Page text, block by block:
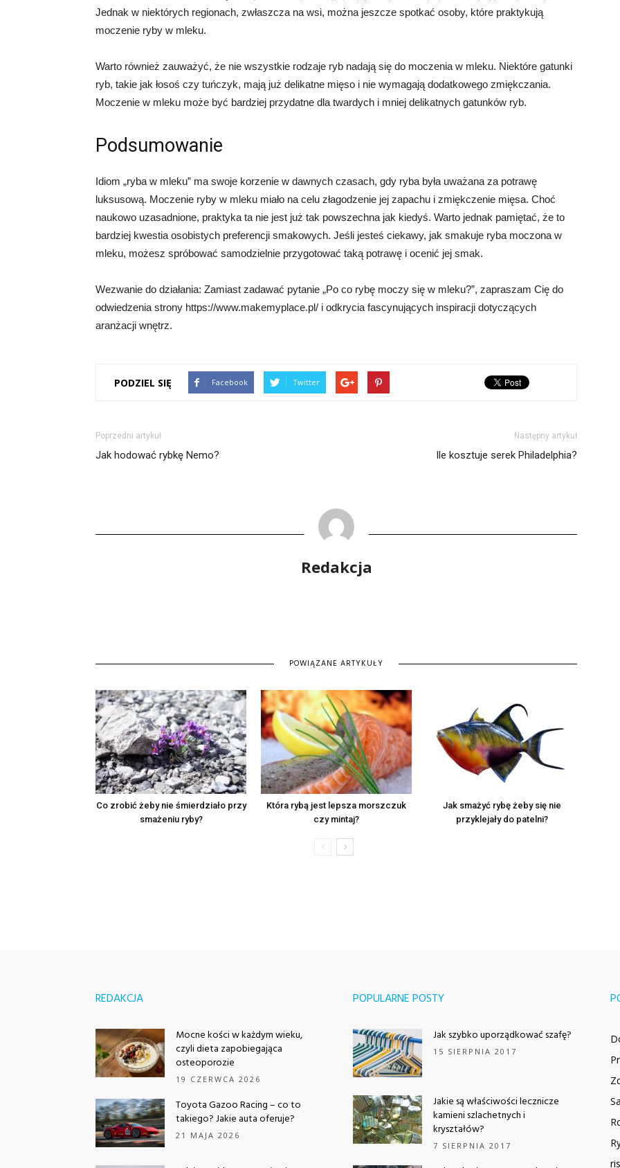
Jednak w niektórych regionach, zwłaszcza na wsi, można jeszcze spotkać osoby, które praktykują
moczenie ryby w mleku.
Warto również zauważyć, że nie wszystkie rodzaje ryb nadają się do moczenia w mleku. Niektóre gatunki
ryb, takie jak łosoś czy tuńczyk, mają już delikatne mięso i nie wymagają dodatkowego zmiękczania.
Moczenie w mleku może być bardziej przydatne dla twardych i mniej delikatnych gatunków ryb.
Podsumowanie
Idiom „ryba w mleku” ma swoje korzenie w dawnych czasach, gdy ryba była uważana za potrawę
luksusową. Moczenie ryby w mleku miało na celu złagodzenie jej zapachu i zmiękczenie mięsa. Choć
naukowo uzasadnione, praktyka ta nie jest już tak powszechna jak kiedyś. Warto jednak pamiętać, że to
bardziej kwestia osobistych preferencji smakowych. Jeśli jesteś ciekawy, jak smakuje ryba moczona w
mleku, możesz spróbować samodzielnie przygotować taką potrawę i ocenić jej smak.
Wezwanie do działania: Zamiast zadawać pytanie „Po co rybę moczy się w mleku?”, zapraszam Cię do
odwiedzenia strony https://www.makemyplace.pl/ i odkrycia fascynujących inspiracji dotyczących
aranżacji wnętrz.
PODZIEL SIĘ Facebook Twitter
Poprzedni artykuł
Jak hodować rybkę Nemo?
Następny artykuł
Ile kosztuje serek Philadelphia?
Redakcja
POWIĄZANE ARTYKUŁY
Co zrobić żeby nie śmierdziało przy
smażeniu ryby?
Która rybą jest lepsza morszczuk
czy mintaj?
Jak smażyć rybę żeby się nie
przyklejały do patelni?
REDAKCJA
Mocne kości w każdym wieku,
czyli dieta zapobiegająca
osteoporozie
19 CZERWCA 2026
Toyota Gazoo Racing – co to
takiego? Jakie auta oferuje?
21 MAJA 2026
POPULARNE POSTY
Jak szybko uporządkować szafę?
15 SIERPNIA 2017
Jakie są właściwości lecznicze
kamieni szlachetnych i
kryształów?
7 SIERPNIA 2017